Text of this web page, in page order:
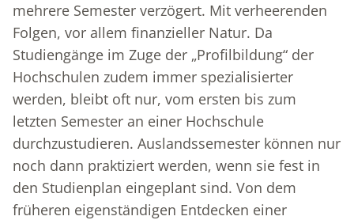
mehrere Semester verzögert. Mit verheerenden
Folgen, vor allem finanzieller Natur. Da
Studiengänge im Zuge der „Profilbildung“ der
Hochschulen zudem immer spezialisierter
werden, bleibt oft nur, vom ersten bis zum
letzten Semester an einer Hochschule
durchzustudieren. Auslandssemester können nur
noch dann praktiziert werden, wenn sie fest in
den Studienplan eingeplant sind. Von dem
früheren eigenständigen Entdecken einer